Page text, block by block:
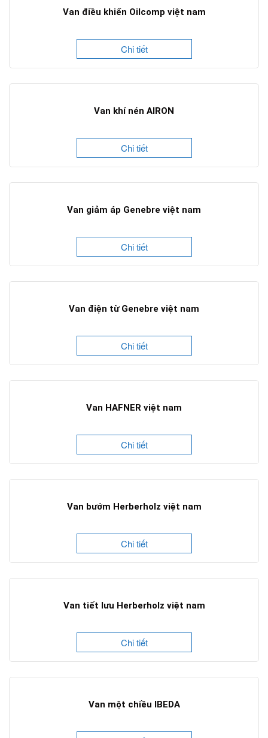
Van điều khiển Oilcomp việt nam
Chi tiết
Van khí nén AIRON
Chi tiết
Van giảm áp Genebre việt nam
Chi tiết
Van điện từ Genebre việt nam
Chi tiết
Van HAFNER việt nam
Chi tiết
Van bướm Herberholz việt nam
Chi tiết
Van tiết lưu Herberholz việt nam
Chi tiết
Van một chiều IBEDA